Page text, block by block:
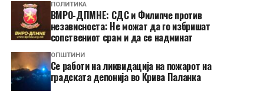
ПОЛИТИКА
ВМРО-ДПМНЕ: СДС и Филипче против
независноста: Не можат да го избришат
сопствениот срам и да се надминат
ОПШТИНИ
Се работи на ликвидација на пожарот на
градската депонија во Крива Паланка